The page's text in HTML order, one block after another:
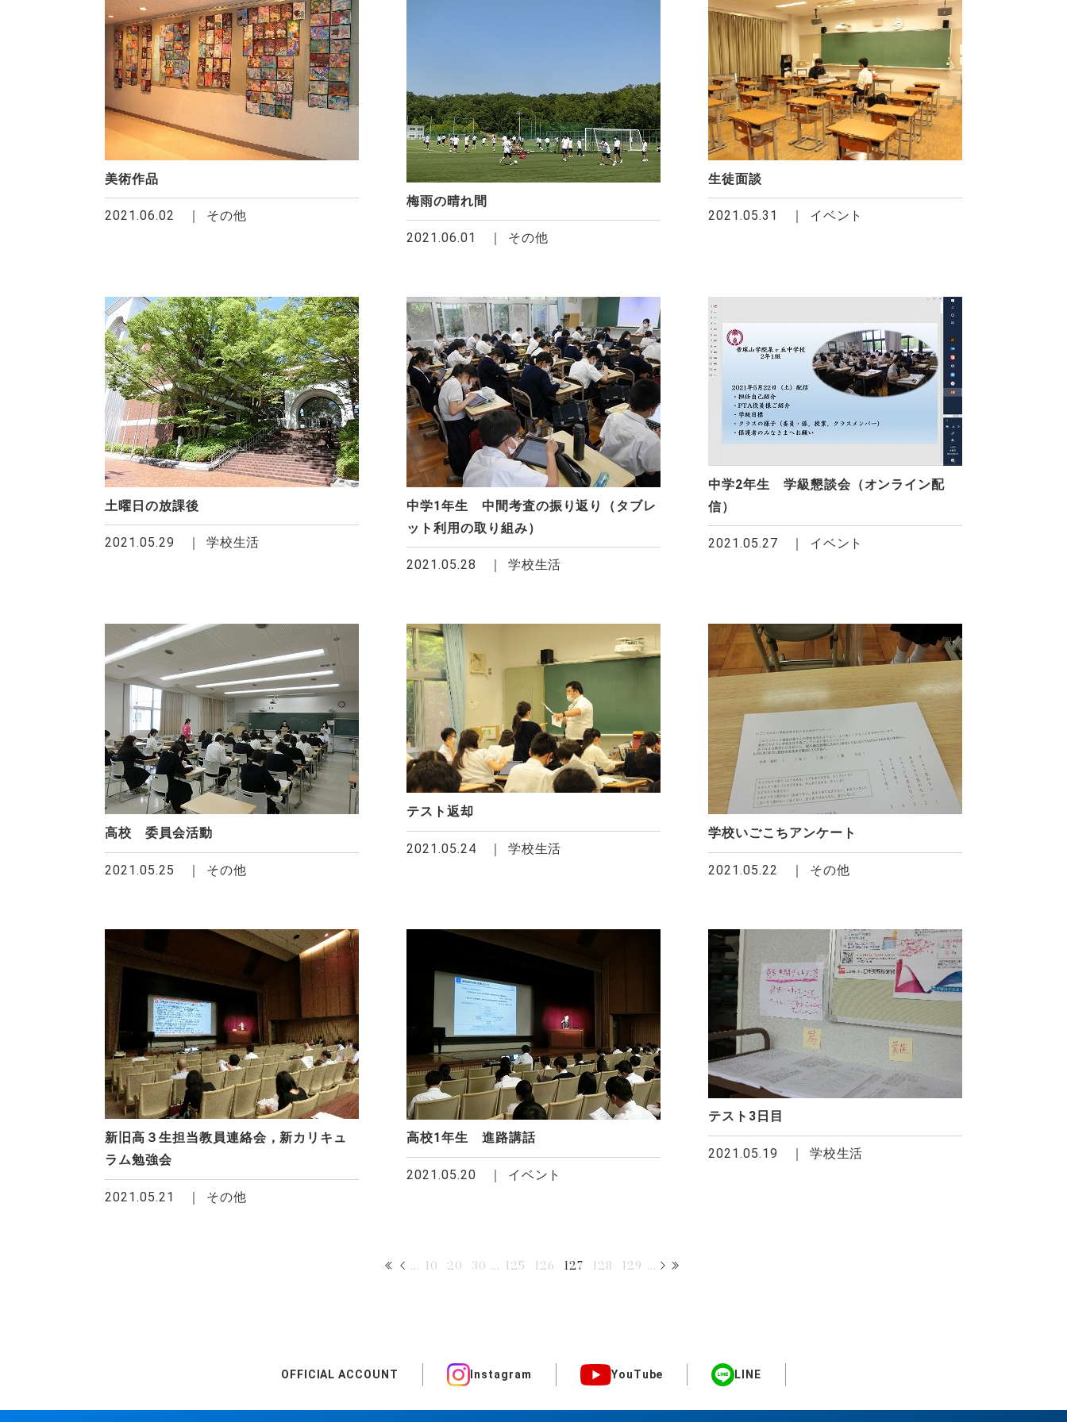
美術作品
2021.06.02 その他
梅雨の晴れ間
2021.06.01 その他
生徒面談
2021.05.31 イベント
土曜日の放課後
2021.05.29 学校生活
中学1年生 中間考査の振り返り（タブレ
ット利用の取り組み）
2021.05.28 学校生活
中学2年生 学級懇談会（オンライン配
信）
2021.05.27 イベント
高校 委員会活動
2021.05.25 その他
テスト返却
2021.05.24 学校生活
学校いごこちアンケート
2021.05.22 その他
新旧高３生担当教員連絡会，新カリキュ
ラム勉強会
2021.05.21 その他
高校1年生 進路講話
2021.05.20 イベント
テスト3日目
2021.05.19 学校生活
... 10 20 30 ... 125 126 127 128 129 ...
OFFICIAL ACCOUNT Instagram YouTube LINE